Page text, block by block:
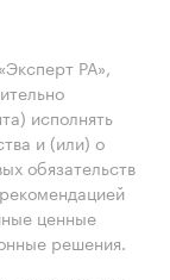
РА»,
исполнять
и (или) о
обязательств
ценные
решения.